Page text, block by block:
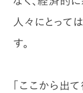
人々にとって
す。
「ここから出